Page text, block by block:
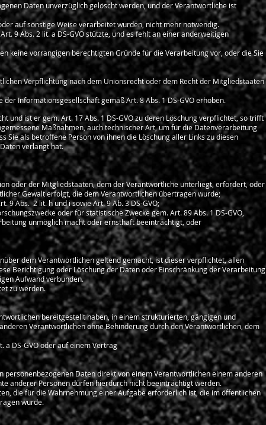
Daten unverzüglich gelöscht werden, und der Verantwortliche ist
auf sonstige Weise verarbeitet wurden, nicht mehr notwendig.
9 Abs. 2 lit. a DS-GVO stützte, und es fehlt an einer anderweitigen
keine vorrangigen berechtigten Gründe für die Verarbeitung vor, oder die Sie
Verpflichtung nach dem Unionsrecht oder dem Recht der Mitgliedstaaten
Informationsgesellschaft gemäß Art. 8 Abs. 1 DS-GVO erhoben.
und ist er gem. Art. 17 Abs. 1 DS-GVO zu deren Löschung verpflichtet, so trifft
Maßnahmen, auch technischer Art, um für die Datenverarbeitung
als betroffene Person von ihnen die Löschung aller Links zu diesen
verlangt hat.
oder der Mitgliedstaaten, dem der Verantwortliche unterliegt, erfordert, oder
Gewalt erfolgt, die dem Verantwortlichen übertragen wurde;
9 Abs. 2 lit. h und i sowie Art. 9 Ab. 3 DS-GVO;
oder für statistische Zwecke gem. Art. 89 Abs. 1 DS-GVO,
unmöglich macht oder ernsthaft beeinträchtigt, oder
dem Verantwortlichen geltend gemacht, ist dieser verpflichtet, allen
Berichtigung oder Löschung der Daten oder Einschränkung der Verarbeitung
Aufwand verbunden.
zu werden.
bereitgestellt haben, in einem strukturierten, gängigen und
Verantwortlichen ohne Behinderung durch den Verantwortlichen, dem
a DS-GVO oder auf einem Vertrag
personenbezogenen Daten direkt von einem Verantwortlichen einem anderen
anderer Personen dürfen hierdurch nicht beeinträchtigt werden.
die für die Wahrnehmung einer Aufgabe erforderlich ist, die im öffentlichen
wurde.